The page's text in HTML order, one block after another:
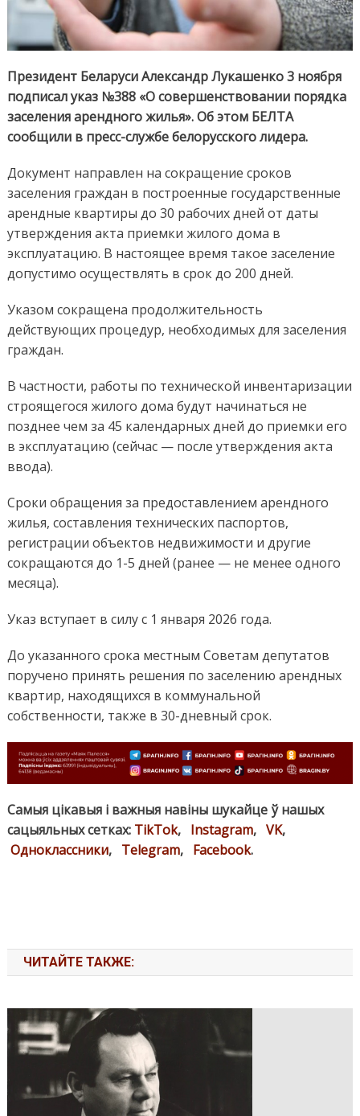
Президент Беларуси Александр Лукашенко 3 ноября
подписал указ №388 «О совершенствовании порядка
заселения арендного жилья». Об этом БЕЛТА
сообщили в пресс-службе белорусского лидера.
Документ направлен на сокращение сроков
заселения граждан в построенные государственные
арендные квартиры до 30 рабочих дней от даты
утверждения акта приемки жилого дома в
эксплуатацию. В настоящее время такое заселение
допустимо осуществлять в срок до 200 дней.
Указом сокращена продолжительность
действующих процедур, необходимых для заселения
граждан.
В частности, работы по технической инвентаризации
строящегося жилого дома будут начинаться не
позднее чем за 45 календарных дней до приемки его
в эксплуатацию (сейчас — после утверждения акта
ввода).
Сроки обращения за предоставлением арендного
жилья, составления технических паспортов,
регистрации объектов недвижимости и другие
сокращаются до 1-5 дней (ранее — не менее одного
месяца).
Указ вступает в силу с 1 января 2026 года.
До указанного срока местным Советам депутатов
поручено принять решения по заселению арендных
квартир, находящихся в коммунальной
собственности, также в 30-дневный срок.
Самыя цікавыя і важныя навіны шукайце ў нашых
сацыяльных сетках: TikTok, Instagram, VK,
Одноклассники, Telegram, Facebook.
ЧИТАЙТЕ ТАКЖЕ: